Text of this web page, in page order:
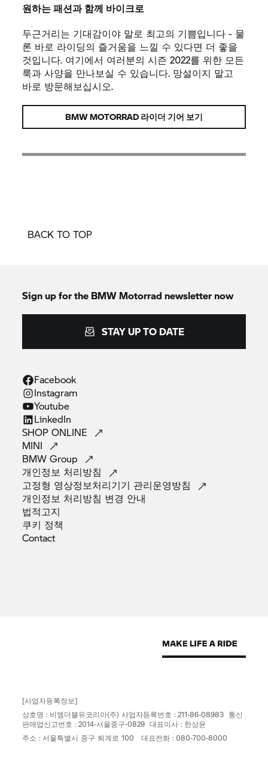
원하는 패션과 함께 바이크로
두근거리는 기대감이야 말로 최고의 기쁨입니다 - 물
론 바로 라이딩의 즐거움을 느낄 수 있다면 더 좋을
것입니다. 여기에서 여러분의 시즌 2022를 위한 모든
룩과 사양을 만나보실 수 있습니다. 망설이지 말고
바로 방문해보십시오.
BMW MOTORRAD라이더 기어 보기
BACK TO TOP
Sign up for the BMW Motorrad newsletter now
STAY UP TO DATE
Facebook
Instagram
Youtube
LinkedIn
SHOPONLINE
MINI
BMWGroup
개인정보 처리방침
고정형 영상정보처리기기 관리운영방침
개인정보 처리방침 변경 안내
법적고지
쿠키 정책
Contact
[사업자등록정보]
상호명 : 비엠더블유코리아(주) 사업자등록번호 : 211-86-08983 통신
판매업신고번호 : 2014-서울중구-0829 대표이사 : 한상윤
주소 : 서울특별시 중구 퇴계로 100 대표전화 : 080-700-8000